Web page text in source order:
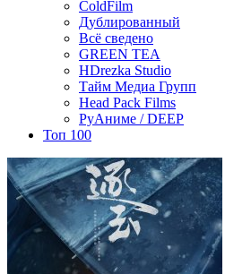
ColdFilm
Дублированный
Всё сведено
GREEN TEA
HDrezka Studio
Тайм Медиа Групп
Head Pack Films
РуАниме / DEEP
Топ 100